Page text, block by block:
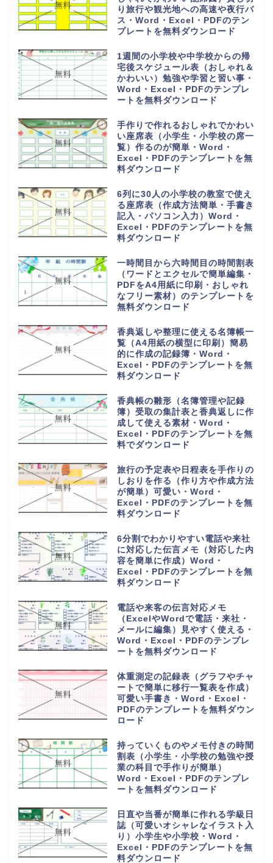
セル・ワード・PDF」手書きにも
対応A4印刷
「word・Excel・PDF」編集＆
手書きに対応したシンプル無料テ
ンプレート
在庫証明書の無料テンプレート
庫・管理）
16チームで使える勝ち上がりの
作成方法が簡単なわかりやすいト
ーナメント表のフリー素材・
Word・Excel・PDFのテンプレ
28人乗りの中型バス座席表（お
しゃれでかわいい配席図）貸し切
り旅行や観光地への高速や夜行バ
ス・Word・Excel・PDFのテン
1週間の小学校や中学校からの帰
宅後スケジュール表（おしゃれ＆
かわいい）勉強や学習と習い事・
Word・Excel・PDFのテンプレ
手作りで作れるおしゃれでかわい
い座席表（小学生・小学校の席一
覧）作るのが簡単・Word・
Excel・PDFのテンプレートを無
6列に30人の小学校の教室で使え
る座席表（作成方法簡単・手書き
記入・パソコン入力）Word・
Excel・PDFのテンプレートを無
一時間目から六時間目の時間割表
（ワードとエクセルで簡単編集・
PDFをA4用紙に印刷・おしゃれ
なフリー素材）のテンプレートを
香典返しや整理に使える名簿帳一
覧（A4用紙の横型に印刷）簡易
的に作成の記録簿・Word・
Excel・PDFのテンプレートを無
香典帳の雛形（名簿管理や記録
簿）受取の集計表と香典返しに作
成して使える素材・Word・
Excel・PDFのテンプレートを無
旅行の予定表や日程表を手作りの
しおりを作る（作り方や作成方法
が簡単）可愛い・Word・
Excel・PDFのテンプレートを無
6分割でわかりやすい電話や来社
に対応した伝言メモ（対応した内
容を簡単に作成）Word・
Excel・PDFのテンプレートを無